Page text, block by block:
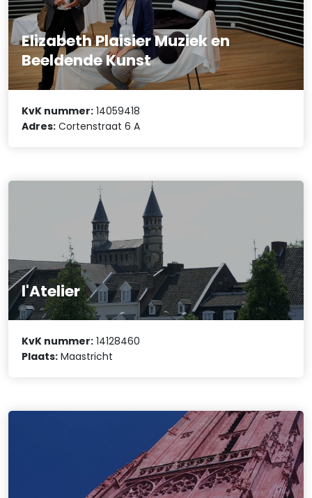
Elizabeth Plaisier Muziek en
Beeldende Kunst
KvK nummer: 14059418
Adres: Cortenstraat 6 A
l'Atelier
KvK nummer: 14128460
Plaats: Maastricht